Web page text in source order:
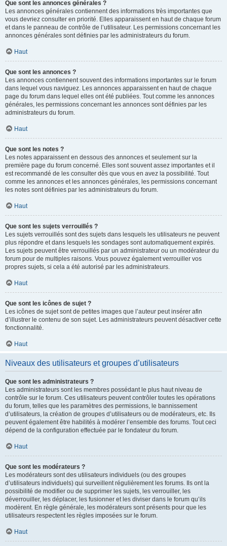
Que sont les annonces générales ?
Les annonces générales contiennent des informations très importantes que
vous devriez consulter en priorité. Elles apparaissent en haut de chaque forum
et dans le panneau de contrôle de l’utilisateur. Les permissions concernant les
annonces générales sont définies par les administrateurs du forum.
Haut
Que sont les annonces ?
Les annonces contiennent souvent des informations importantes sur le forum
dans lequel vous naviguez. Les annonces apparaissent en haut de chaque
page du forum dans lequel elles ont été publiées. Tout comme les annonces
générales, les permissions concernant les annonces sont définies par les
administrateurs du forum.
Haut
Que sont les notes ?
Les notes apparaissent en dessous des annonces et seulement sur la
première page du forum concerné. Elles sont souvent assez importantes et il
est recommandé de les consulter dès que vous en avez la possibilité. Tout
comme les annonces et les annonces générales, les permissions concernant
les notes sont définies par les administrateurs du forum.
Haut
Que sont les sujets verrouillés ?
Les sujets verrouillés sont des sujets dans lesquels les utilisateurs ne peuvent
plus répondre et dans lesquels les sondages sont automatiquement expirés.
Les sujets peuvent être verrouillés par un administrateur ou un modérateur du
forum pour de multiples raisons. Vous pouvez également verrouiller vos
propres sujets, si cela a été autorisé par les administrateurs.
Haut
Que sont les icônes de sujet ?
Les icônes de sujet sont de petites images que l’auteur peut insérer afin
d’illustrer le contenu de son sujet. Les administrateurs peuvent désactiver cette
fonctionnalité.
Haut
Niveaux des utilisateurs et groupes d’utilisateurs
Que sont les administrateurs ?
Les administrateurs sont les membres possédant le plus haut niveau de
contrôle sur le forum. Ces utilisateurs peuvent contrôler toutes les opérations
du forum, telles que les paramètres des permissions, le bannissement
d’utilisateurs, la création de groupes d’utilisateurs ou de modérateurs, etc. Ils
peuvent également être habilités à modérer l’ensemble des forums. Tout ceci
dépend de la configuration effectuée par le fondateur du forum.
Haut
Que sont les modérateurs ?
Les modérateurs sont des utilisateurs individuels (ou des groupes
d’utilisateurs individuels) qui surveillent régulièrement les forums. Ils ont la
possibilité de modifier ou de supprimer les sujets, les verrouiller, les
déverrouiller, les déplacer, les fusionner et les diviser dans le forum qu’ils
modèrent. En règle générale, les modérateurs sont présents pour que les
utilisateurs respectent les règles imposées sur le forum.
Haut